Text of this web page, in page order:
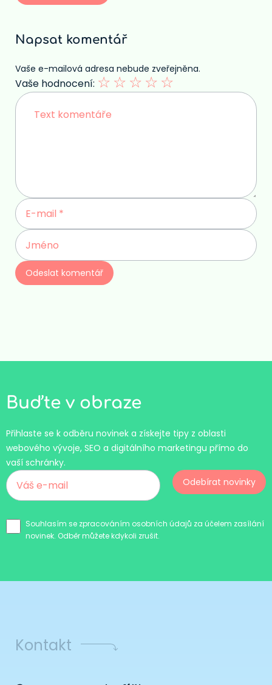
Napsat komentář
Vaše e-mailová adresa nebude zveřejněna.
Vaše hodnocení: ☆
☆
☆
☆
☆
Buďte v obraze
Přihlaste se k odběru novinek a získejte tipy z oblasti
webového vývoje, SEO a digitálního marketingu přímo do
vaší schránky.
Odebírat novinky
Souhlasím se zpracováním osobních údajů za účelem zasílání
novinek. Odběr můžete kdykoli zrušit.
Kontakt